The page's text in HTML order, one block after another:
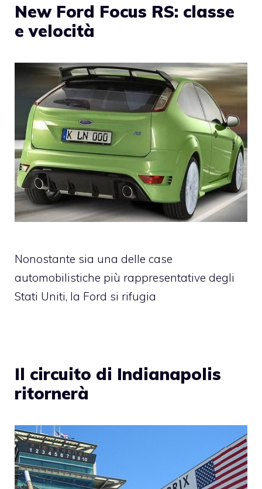
New Ford Focus RS: classe
e velocità
Nonostante sia una delle case
automobilistiche più rappresentative degli
Stati Uniti, la Ford si rifugia
Il circuito di Indianapolis
ritornerà